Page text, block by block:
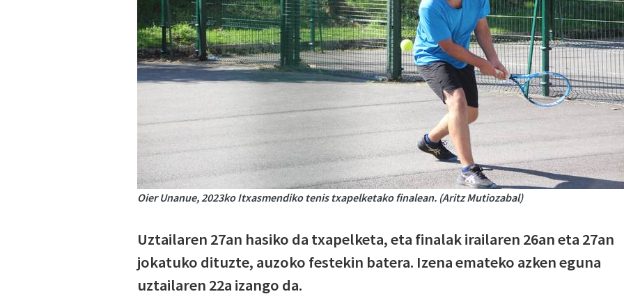
Oier Unanue, 2023ko Itxasmendiko tenis txapelketako finalean. (Aritz Mutiozabal)
Uztailaren 27an hasiko da txapelketa, eta finalak irailaren 26an eta 27an
jokatuko dituzte, auzoko festekin batera. Izena emateko azken eguna
uztailaren 22a izango da.